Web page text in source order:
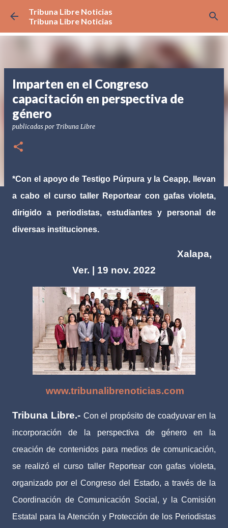
Ir al contenido principal
Tribuna Libre Noticias
Tribuna Libre Noticias
Imparten en el Congreso
capacitación en perspectiva de
género
publicadas por Tribuna Libre
*Con el apoyo de Testigo Púrpura y la Ceapp, llevan
a cabo el curso taller Reportear con gafas violeta,
dirigido a periodistas, estudiantes y personal de
diversas instituciones.
Xalapa,
Ver. | 19 nov. 2022
www.tribunalibrenoticias.com
Tribuna Libre.- Con el propósito de coadyuvar en la
incorporación de la perspectiva de género en la
creación de contenidos para medios de comunicación,
se realizó el curso taller Reportear con gafas violeta,
organizado por el Congreso del Estado, a través de la
Coordinación de Comunicación Social, y la Comisión
Estatal para la Atención y Protección de los Periodistas